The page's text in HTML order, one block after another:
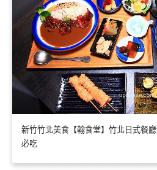
新竹竹北美食【翰食堂】竹北日式餐
必吃